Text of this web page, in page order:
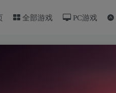
全部游戏 PC游戏